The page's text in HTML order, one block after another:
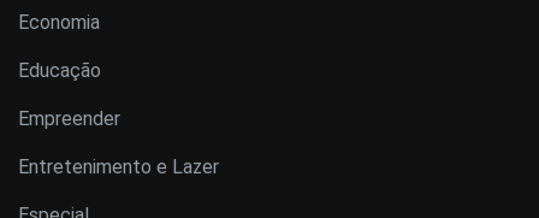
Economia
Educação
Empreender
Entretenimento e Lazer